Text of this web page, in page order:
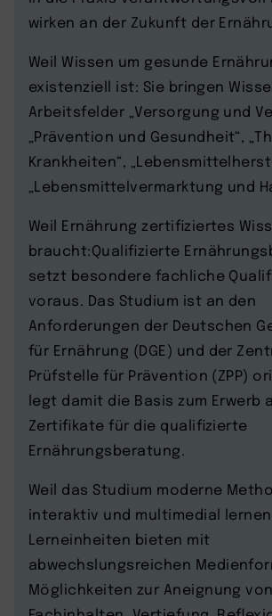
wirken an der Zukunft der
Weil Wissen um gesunde
existenziell ist: Sie bringen
Arbeitsfelder „Versorgung und
„Prävention und Gesundheit“,
Krankheiten“,
„Lebensmittelvermarktung und
Weil Ernährung zertifiziertes
braucht:Qualifizierte
setzt besondere fachliche
voraus. Das Studium ist an den
Anforderungen der Deutschen
für Ernährung (DGE) und der
Prüfstelle für Prävention (ZPP)
legt damit die Basis zum Erwerb
Zertifikate für die qualifizierte
Ernährungsberatung.
Weil das Studium moderne
interaktiv und multimedial
Lerneinheiten bieten mit
abwechslungsreichen
Möglichkeiten zur Aneignung